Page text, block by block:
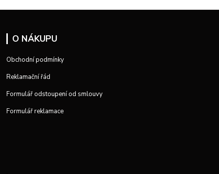
O NÁKUPU
Obchodní podmínky
Reklamační řád
Formulář odstoupení od smlouvy
Formulář reklamace